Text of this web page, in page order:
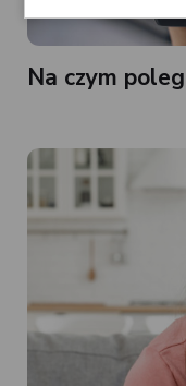
Na czym